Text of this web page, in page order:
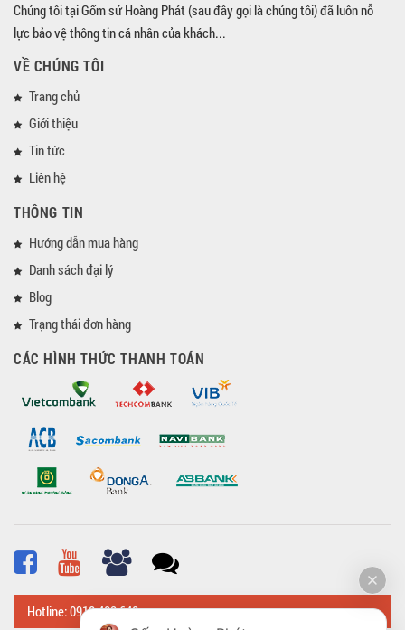
Chúng tôi tại Gốm sứ Hoàng Phát (sau đây gọi là chúng tôi) đã luôn nỗ
lực bảo vệ thông tin cá nhân của khách...
VỀ CHÚNG TÔI
Trang chủ
Giới thiệu
Tin tức
Liên hệ
THÔNG TIN
Hướng dẫn mua hàng
Danh sách đại lý
Blog
Trạng thái đơn hàng
CÁC HÌNH THỨC THANH TOÁN
Hotline: 0918 482 648